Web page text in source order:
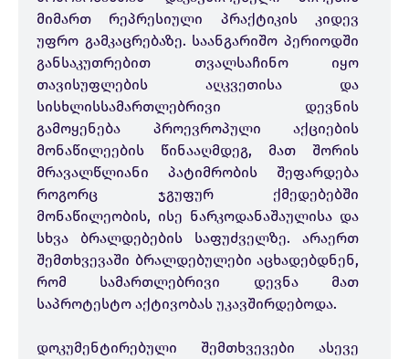
მიმართ რეპრესიული პრაქტიკის კიდევ
უფრო გამკაცრებაზე. საანგარიშო პერიოდში
განსაკუთრებით თვალსაჩინო იყო
თავისუფლების აღკვეთისა და
სისხლისსამართლებრივი დევნის
გამოყენება პროევროპული აქციების
მონაწილეების წინააღმდეგ, მათ შორის
მრავალწლიანი პატიმრობის შეფარდება
როგორც ჯგუფურ ქმედებებში
მონაწილეობის, ისე ნარკოდანაშაულისა და
სხვა ბრალდებების საფუძველზე. არაერთ
შემთხვევაში ბრალდებულები აცხადებდნენ,
რომ სამართლებრივი დევნა მათ
საპროტესტო აქტივობას უკავშირდებოდა.
დოკუმენტირებული შემთხვევები ასევე